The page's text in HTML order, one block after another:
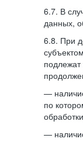
6.7. В
данных,
6.8. При
—
по
—